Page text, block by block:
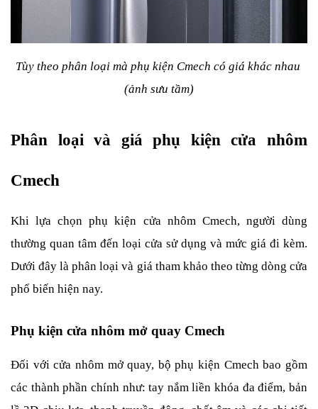
Tùy theo phân loại mà phụ kiện Cmech có giá khác nhau
(ảnh sưu tầm)
Phân loại và giá phụ kiện cửa nhôm
Cmech
Khi lựa chọn phụ kiện cửa nhôm Cmech, người dùng
thường quan tâm đến loại cửa sử dụng và mức giá đi kèm.
Dưới đây là phân loại và giá tham khảo theo từng dòng cửa
phổ biến hiện nay.
Phụ kiện cửa nhôm mở quay Cmech
Đối với cửa nhôm mở quay, bộ phụ kiện Cmech bao gồm
các thành phần chính như: tay nắm liền khóa đa điểm, bản